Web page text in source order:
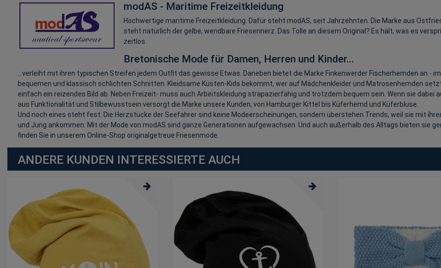
modAS - Maritime Freizeitkleidung
Hochwertige maritime Freizeitkleidung: Dafür steht modAS, seit Jahrzehnten. Die Marke aus
steht natürlich der gelbe, wendbare Friesennerz. Das Tolle an diesem Original? Es hält, was es
zeitlos.
Bretonische Mode für Damen, Herren und Kinder...
...verleiht mit ihren typischen Streifen jedem Outfit das gewisse Etwas. Daneben bietet die Marke Finkenwerder Fischerhemden an -
bequemen und klassisch schlichten Schnitten. Kleidsame Küsten-Kids bekommt, wer auf Mädchenkleider und Matrosenhemden
einfach ein reizendes Bild ab. Neben Freizeit- muss auch Arbeitskleidung strapazierfähig und trotzdem bequem sein. Wenn sie
aus Funktionalität und Stilbewusstsein versorgt die Marke unsere Kunden, von Hamburger Kittel bis Küferhemd und Küferbluse.
Und noch eines steht fest: Die Herzstücke der Seefahrer sind keine Modeerscheinungen, sondern überstehen Trends, weil sie mit
und Jung ankommen. Mit der Mode von modAS sind ganze Generationen aufgewachsen. Und auch außerhalb des Alltags bieten sie
finden Sie in unserem Online-Shop originalgetreue Friesenmode.
ANDERE KUNDEN INTERESSIERTE AUCH